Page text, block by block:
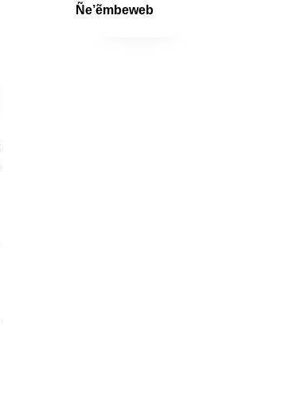
Ñe’ẽmbeweb